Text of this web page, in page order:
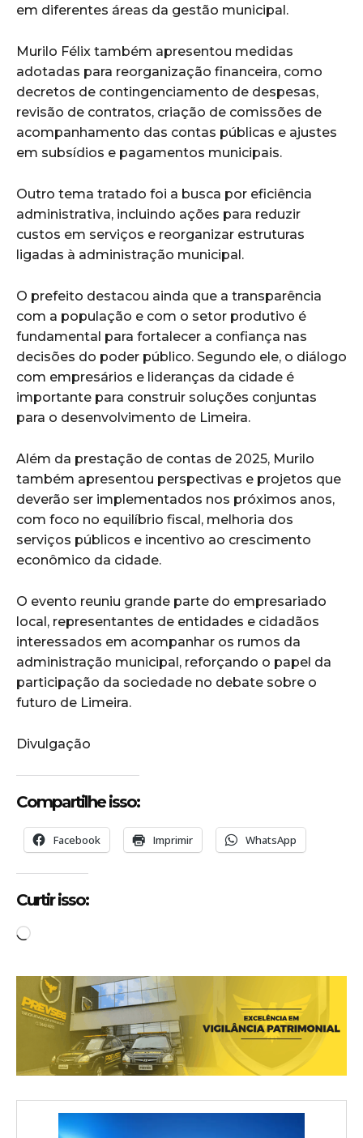
em diferentes áreas da gestão municipal.
Murilo Félix também apresentou medidas
adotadas para reorganização financeira, como
decretos de contingenciamento de despesas,
revisão de contratos, criação de comissões de
acompanhamento das contas públicas e ajustes
em subsídios e pagamentos municipais.
Outro tema tratado foi a busca por eficiência
administrativa, incluindo ações para reduzir
custos em serviços e reorganizar estruturas
ligadas à administração municipal.
O prefeito destacou ainda que a transparência
com a população e com o setor produtivo é
fundamental para fortalecer a confiança nas
decisões do poder público. Segundo ele, o diálogo
com empresários e lideranças da cidade é
importante para construir soluções conjuntas
para o desenvolvimento de Limeira.
Além da prestação de contas de 2025, Murilo
também apresentou perspectivas e projetos que
deverão ser implementados nos próximos anos,
com foco no equilíbrio fiscal, melhoria dos
serviços públicos e incentivo ao crescimento
econômico da cidade.
O evento reuniu grande parte do empresariado
local, representantes de entidades e cidadãos
interessados em acompanhar os rumos da
administração municipal, reforçando o papel da
participação da sociedade no debate sobre o
futuro de Limeira.
Divulgação
Compartilhe isso:
Facebook Imprimir WhatsApp
Curtir isso:
C
r
r
e
n
d